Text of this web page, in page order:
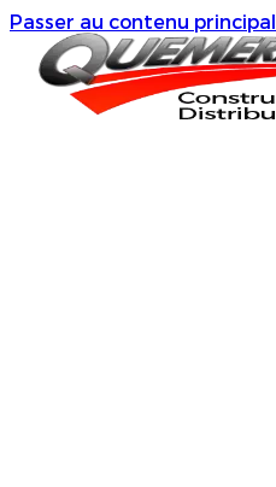
Passer au contenu principal